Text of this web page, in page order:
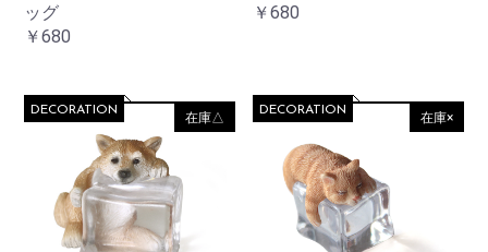
ッグ
￥680
￥680
在庫△
DECORATION 在庫×
DECORATION